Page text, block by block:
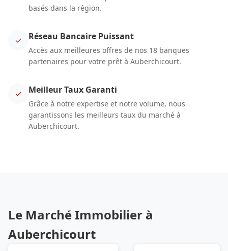
basés dans la région.
✓ Réseau Bancaire Puissant
Accès aux meilleures offres de nos 18 banques
partenaires pour votre prêt à Auberchicourt.
✓ Meilleur Taux Garanti
Grâce à notre expertise et notre volume, nous
garantissons les meilleurs taux du marché à
Auberchicourt.
Le Marché Immobilier à
Auberchicourt